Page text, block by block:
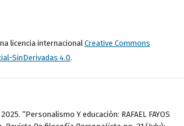
licencia internacional Creative Commons
SinDerivadas 4.0.
“Personalismo Y educación: RAFAEL FAYOS